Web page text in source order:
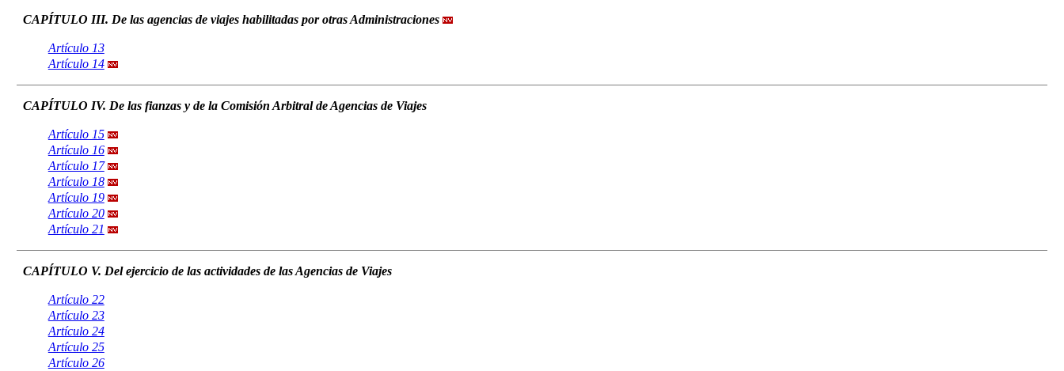
CAPÍTULO III. De las agencias de viajes habilitadas por otras Administraciones
Artículo 13
Artículo 14
CAPÍTULO IV. De las fianzas y de la Comisión Arbitral de Agencias de Viajes
Artículo 15
Artículo 16
Artículo 17
Artículo 18
Artículo 19
Artículo 20
Artículo 21
CAPÍTULO V. Del ejercicio de las actividades de las Agencias de Viajes
Artículo 22
Artículo 23
Artículo 24
Artículo 25
Artículo 26